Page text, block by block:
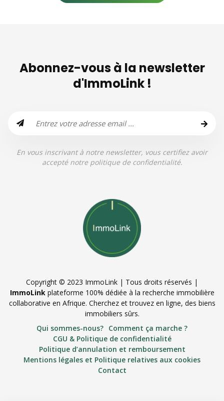
Abonnez-vous à la newsletter
d'ImmoLink !
En vous inscrivant à notre newsletter, vous certifiez avoir
accepté notre politique de confidentialité.
Copyright © 2023 ImmoLink | Tous droits réservés |
ImmoLinkplateforme 100% dédiée à la recherche immobilière
collaborative en Afrique. Cherchez et trouvez en ligne, des biens
immobiliers sûrs.
Qui sommes-nous? Comment ça marche ?
CGU & Politique de confidentialité
Politique d’annulation et remboursement
Mentions légales et Politique relatives aux cookies
Contact